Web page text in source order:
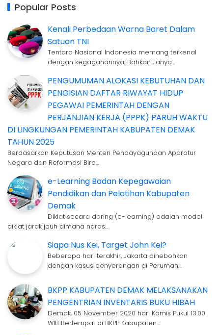
Popular Posts
Kenali Perbedaan Warna Baret Dalam
Satuan TNI
Tentara Nasional Indonesia memang terkenal
dengan kegagahannya. Bahkan , anya…
PENGUMUMAN ALOKASI KEBUTUHAN DAN
PENGISIAN DAFTAR RIWAYAT HIDUP
PEGAWAI PEMERINTAH DENGAN
PERJANJIAN KERJA (PPPK) PARUH WAKTU
DI LINGKUNGAN PEMERINTAH KABUPATEN DEMAK
TAHUN 2025
Berdasarkan Keputusan Menteri Pendayagunaan Aparatur
Negara dan Reformasi Biro…
e-Learning Badan Kepegawaian
Pendidikan dan Pelatihan Kabupaten
Demak
Diklat secara daring (e-learning) adalah model
diklat jarak jauh dimana naras…
Siapa Nus Kei, Target John Kei?
Beberapa hari terakhir, Jakarta dihebohkan
dengan kasus penyerangan di Perumah…
BKPP KABUPATEN DEMAK MELAKSANAKAN
PENGENTRIAN INVENTARIS BUKU HIBAH
Demak, 05 November 2020 hari Kamis Pukul 13.00
WIB Bertempat di BKPP Kabupaten…